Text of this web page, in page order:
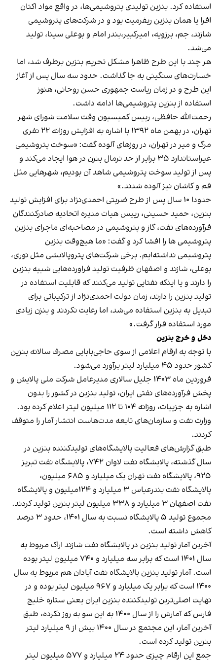
استفاده کرد. بنزین تولیدی پتروشیمی‌ها، در واقع مواد اکتان
افزا یا همان بنزین ریفرمیت بود و در شرکت‌های پتروشیمی
شازند، جم، برزویه، امیرکبیر،بندر امام و بوعلی سینا، تولید
می‌شد.
هر چند با این طرح ظاهرا مشکل تحریم بنزین برطرف شد، اما
خسارت‌های سنگینی به جا گذاشت. حدود سه سال پس از آغاز
این طرح و در زمان ریاست جمهوری حسن روحانی، هنوز
استفاده از بنزین پتروشیمی‌ها ادامه داشت.
رحمت‌الله حافظی، رییس کمیسیون وقت سلامت شورای شهر
تهران، در بهمن ماه ۱۳۹۲ با اشاره به افزایش روزانه ۲۲ نفری
مرگ و میر در تهران، در روزهای آلودهگفت: «سوخت پتروشیمی
غیراستاندارد ۳۵ برابر از حد نرمال بنزن در هوا ایجاد می‌کند و
پس از تولید سوخت پتروشیمی شاهد آن بودیم، شهرهایی مثل
قم و کاشان نیز آلوده شدند.»
حدودا ۱۰ سال پس از طرح ضربتی احمدی‌نژاد برای افزایش تولید
بنزین، حمید حسینی، رییس هیات مدیره اتحادیه صادرکنندگان
فرآورده‌های نفت، گاز و پتروشیمی در مصاحبه‌ای ماجرای بنزین
پتروشیمی ها را افشا کرد وگفت: «ما هیچ‌وقت بنزین
پتروشیمی نداشته‌ایم. برخی شرکت‌های پتروپالایشی مثل نوری،
بوعلی، شازند و اصفهان ظرفیت تولید فراورده‌هایی شبیه بنزین
را دارند و یا اینکه نفتایی تولید می‌کنند که قابلیت استفاده در
تولید بنزین را دارند، زمان دولت احمدی‌نژاد از ترکیباتی برای
تبدیل به بنزین استفاده می‌شد، اما رعایت نکردند و بنزن زیادی
مورد استفاده قرار گرفت.»
دخل و خرج بنزین
با توجه به ارقام اعلامی از سوی حاجی‌بابایی مصرف سالانه بنزین
کشور حدود ۴۵ میلیارد لیتر برآورد می‌شود.
فروردین ماه ۱۴۰۳ جلیل سالاری مدیرعامل شرکت ملی پالایش و
پخش فرآورده‌های نفتی ایران، تولید بنزین در کشور را بدون
اشاره به جزییات،‌ روزانه ۱۰۴ تا ۱۱۲ میلیون لیتر
اعلامکرده بود.
وزارت نفت و سازمان‌های تابعه مدت‌هاست انتشار آمار را متوقف
کردند.
طبق گزارش‌های فعالیت پالایشگاه‌های تولیدکننده بنزین در
سال گذشته، پالایشگاه نفت لاوان ۷۴۲، پالایشگاه نفت تبریز
۹۲۵، پالایشگاه نفت تهران یک میلیارد و ۶۸۵ میلیون،
پالایشگاه نفت بندرعباس ۳ میلیارد و ۱۲۴میلیون و پالایشگاه
نفت اصفهان ۳ میلیارد و ۳۳۸ میلیون لیتر بنزین تولید کردند.
مجموع تولید ۵ پالایشگاه نسبت به سال ۱۴۰۱، حدود ۳ درصد
کاهش داشته است.
آخرین آمار تولید بنزین در پالایشگاه نفت شازند اراک مربوط به
سال ۱۴۰۱ است که برابر سه میلیارد و ۷۴۰ میلیون لیتر بوده
است. آمار تولید بنزین پالایشگاه نفت آبادان هم مربوط به سال
۱۴۰۰ است که برابر یک میلیارد و ۹۶۷ میلیون لیتر بوده و در
نهایت اصلی‌ترین تولیدکننده بنزین ایران یعنی ستاره خلیج
فارس که آمارش را از سال ۱۴۰۰ به این سو به روز نکرده، طبق
آخرین آمار، این مجتمع در سال ۱۴۰۰ بیش از ۹ میلیارد لیتر
بنزین تولید کرده است.
جمع این ارقام چیزی حدود ۲۴ میلیارد و ۵۷۷ میلیون لیتر